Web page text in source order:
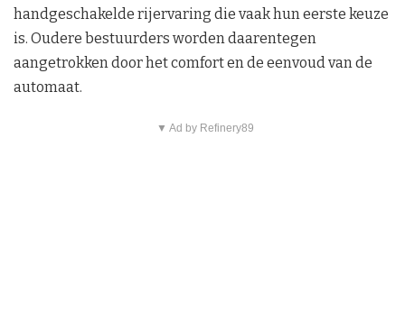
handgeschakelde rijervaring die vaak hun eerste keuze
is. Oudere bestuurders worden daarentegen
aangetrokken door het comfort en de eenvoud van de
automaat.
▼ Ad by Refinery89